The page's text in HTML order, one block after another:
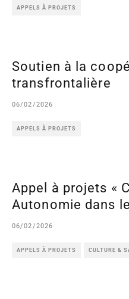
APPELS À PROJETS
Soutien à la
transfrontalière
06/02/2026
APPELS À PROJETS
Appel à projets «
Autonomie dans
06/02/2026
APPELS À PROJETS CULTURE &